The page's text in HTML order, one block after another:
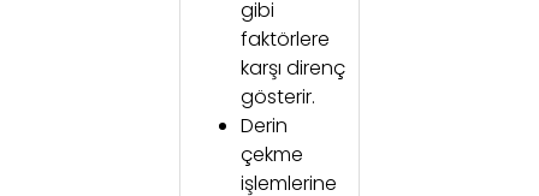
gibi
faktörlere
karşı direnç
gösterir.
Derin
çekme
işlemlerine